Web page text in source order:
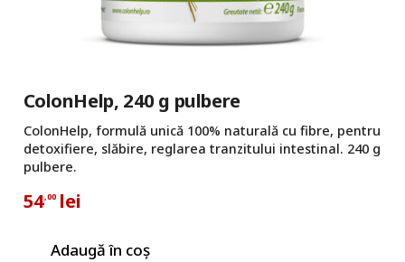
ColonHelp, 240 g pulbere
ColonHelp, formulă unică 100% naturală cu fibre, pentru
detoxifiere, slăbire, reglarea tranzitului intestinal. 240 g
pulbere.
54,00 lei
Adaugă în coș